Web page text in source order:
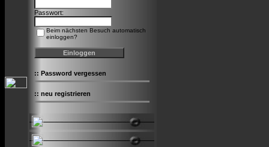
Passwort:
Beim nächsten Besuch automatisch
einloggen?
:: Password vergessen
:: neu registrieren